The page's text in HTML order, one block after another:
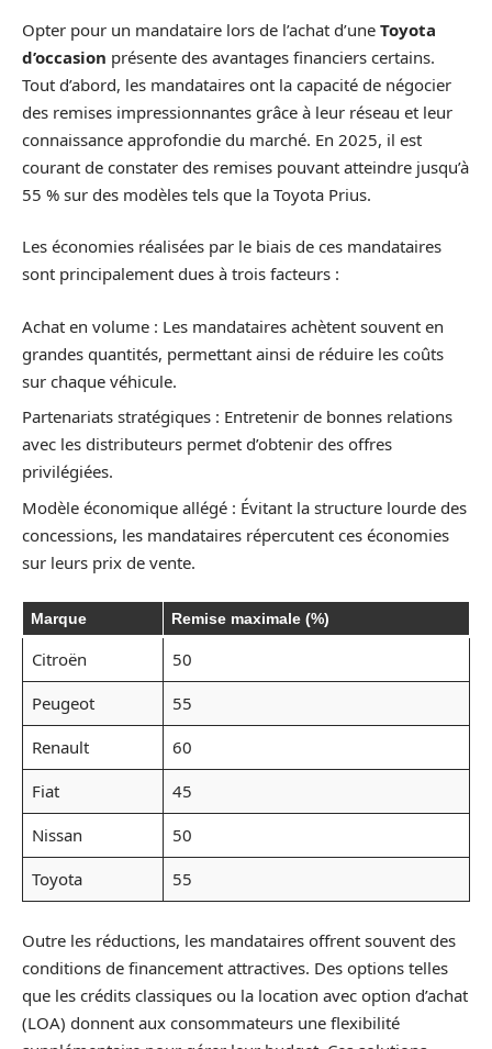
Opter pour un mandataire lors de l’achat d’une Toyota
d’occasion présente des avantages financiers certains.
Tout d’abord, les mandataires ont la capacité de négocier
des remises impressionnantes grâce à leur réseau et leur
connaissance approfondie du marché. En 2025, il est
courant de constater des remises pouvant atteindre jusqu’à
55 % sur des modèles tels que la Toyota Prius.
Les économies réalisées par le biais de ces mandataires
sont principalement dues à trois facteurs :
Achat en volume : Les mandataires achètent souvent en
grandes quantités, permettant ainsi de réduire les coûts
sur chaque véhicule.
Partenariats stratégiques : Entretenir de bonnes relations
avec les distributeurs permet d’obtenir des offres
privilégiées.
Modèle économique allégé : Évitant la structure lourde des
concessions, les mandataires répercutent ces économies
sur leurs prix de vente.
Marque Remise maximale (%)
Citroën
50
Peugeot
55
Renault
60
Fiat
45
Nissan
50
Toyota
55
Outre les réductions, les mandataires offrent souvent des
conditions de financement attractives. Des options telles
que les crédits classiques ou la location avec option d’achat
(LOA) donnent aux consommateurs une flexibilité